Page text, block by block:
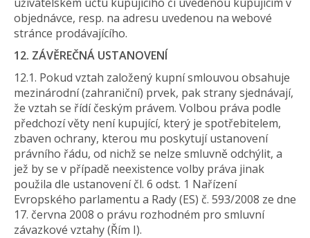
objednávce, resp. na adresu uvedenou na webové
stránce prodávajícího.
12. ZÁVĚREČNÁ USTANOVENÍ
12.1. Pokud vztah založený kupní smlouvou obsahuje
mezinárodní (zahraniční) prvek, pak strany sjednávají,
že vztah se řídí českým právem. Volbou práva podle
předchozí věty není kupující, který je spotřebitelem,
zbaven ochrany, kterou mu poskytují ustanovení
právního řádu, od nichž se nelze smluvně odchýlit, a
jež by se v případě neexistence volby práva jinak
použila dle ustanovení čl. 6 odst. 1 Nařízení
Evropského parlamentu a Rady (ES) č. 593/2008 ze dne
17. června 2008 o právu rozhodném pro smluvní
závazkové vztahy (Řím I).